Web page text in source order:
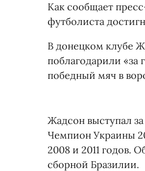
Как сообщает
футболиста
В донецком клубе
поблагодарили «за
победный мяч в
Жадсон выступал
Чемпион Украины
2008 и 2011 годов.
сборной Бразилии.